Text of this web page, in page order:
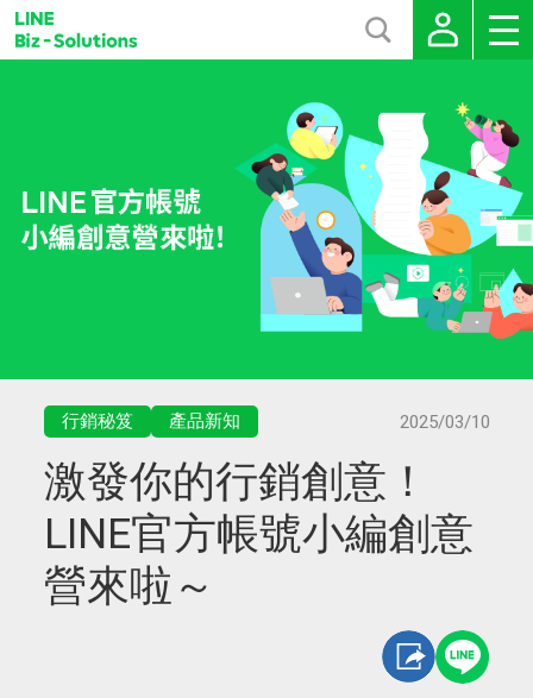
行銷秘笈 產品新知 2025/03/10
激發你的行銷創意！
LINE官方帳號小編創意
營來啦～